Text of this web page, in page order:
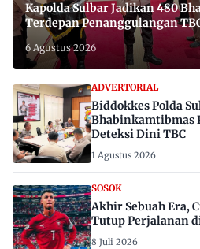
Kapolda Sulbar Jadikan 480
Terdepan Penanggulangan
di 650 Desa
6 Agustus 2026
ADVERTORIAL
Biddokkes Polda
Bhabinkamtibmas
Deteksi Dini TBC
1 Agustus 2026
SOSOK
Akhir Sebuah Era,
Tutup Perjalanan
8 Juli 2026